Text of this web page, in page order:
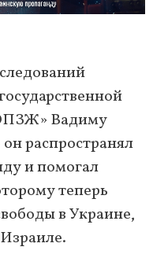
Вадиму
распространял
и помогал
теперь
в Украине,